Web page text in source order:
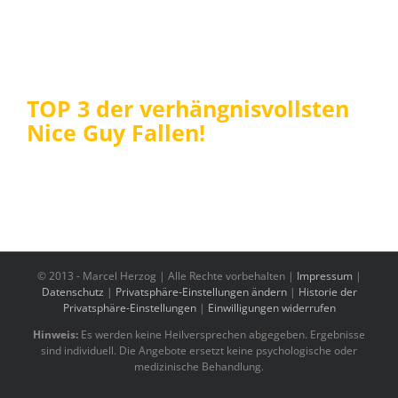
TOP 3 der verhängnisvollsten
Nice Guy Fallen!
© 2013 - Marcel Herzog | Alle Rechte vorbehalten | Impressum |
Datenschutz | Privatsphäre-Einstellungen ändern| Historie der
Privatsphäre-Einstellungen| Einwilligungen widerrufen
Hinweis: Es werden keine Heilversprechen abgegeben. Ergebnisse
sind individuell. Die Angebote ersetzt keine psychologische oder
medizinische Behandlung.